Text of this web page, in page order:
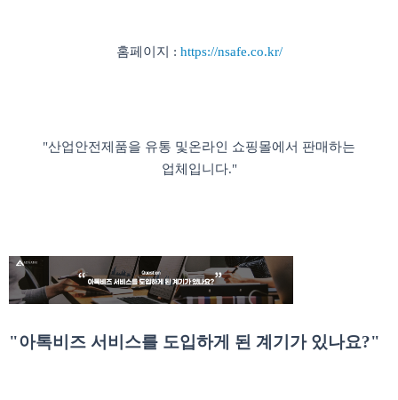
홈페이지 : https://nsafe.co.kr/
"산업안전제품을 유통 및온라인 쇼핑몰에서 판매하는
업체입니다."
"아톡비즈 서비스를 도입하게 된 계기가 있나요?"